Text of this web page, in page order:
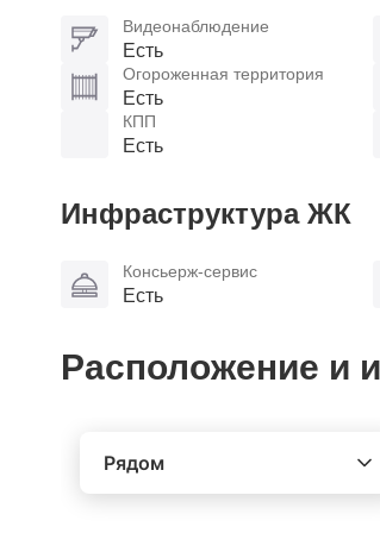
Видеонаблюдение
Есть
Огороженная территория
Есть
КПП
Есть
Инфраструктура ЖК
Консьерж-сервис
Есть
Расположение и
Рядом